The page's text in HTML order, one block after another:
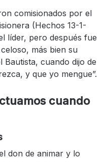
comisionados por el
(Hechos 13-1-
líder, pero después fue
más bien su
cuando dijo de
y que yo mengue”.
cuando
don de animar y lo